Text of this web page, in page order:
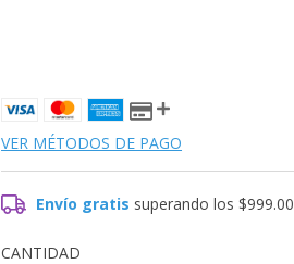
VER MÉTODOS DE PAGO
Envío gratis superando los$999.00
CANTIDAD